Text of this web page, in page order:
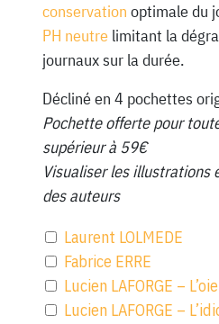
conservation optimale du
PH neutrelimitant la
journaux sur la durée.
Décliné en 4 pochettes
Pochette offerte pour
supérieur à 59€
Visualiser les illustrations
des auteurs
Laurent LOLMEDE
Fabrice ERRE
Lucien LAFORGE – L’oie
Lucien LAFORGE –